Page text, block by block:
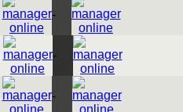
-
-
-